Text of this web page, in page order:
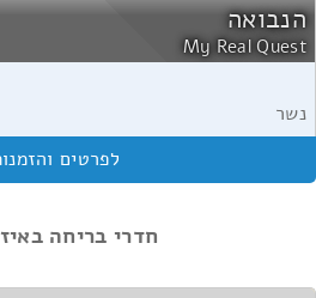
הנבואה
My Real Quest
נשר
חדרי בריחה